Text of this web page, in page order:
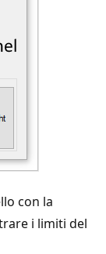
con la
i limiti del